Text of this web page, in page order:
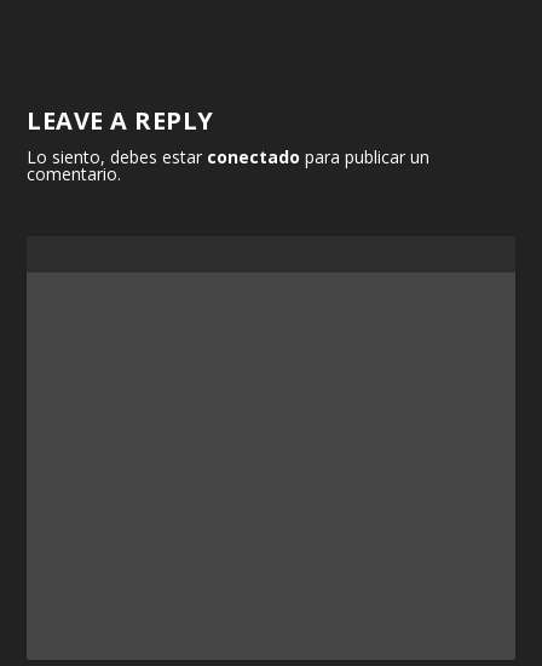
LEAVE A REPLY
Lo siento, debes estar conectado para publicar un
comentario.